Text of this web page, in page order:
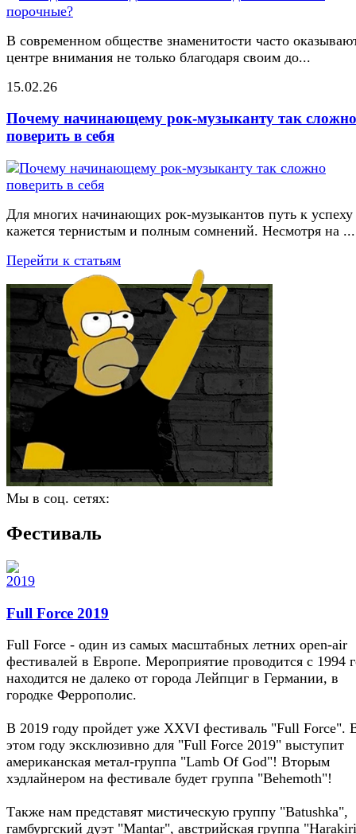
В современном обществе знаменитости часто
центре внимания не только благодаря своим до...
15.02.26
Почему начинающему рок-музыканту так сложно
поверить в себя
Для многих начинающих рок-музыкантов путь к успеху
кажется тернистым и полным сомнений. Несмотря на ...
Перейти к статьям
Мы в соц. сетях:
Фестиваль
Full Force 2019
Full Force - один из самых масштабных летних open-air
фестивалей в Европе. Мероприятие проводится с 1994
находится не далеко от города Лейпциг в Германии, в
городке Феррополис.
В 2019 году пройдет уже XXVI фестиваль "Full Force".
этом году эксклюзивно для "Full Force 2019" выступит
американская метал-группа "Lamb Of God"! Вторым
хэдлайнером на фестивале будет группа "Behemoth"!
Также нам представят мистическую группу "Batushka",
гамбургский дуэт "Mantar", австрийская группа